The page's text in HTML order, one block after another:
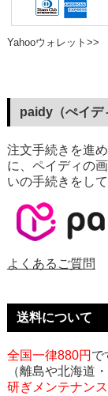
Yahooウォレット>>
paidy（ぺイデ
注文手続きを進
に、ペイディの
いの手続きをして
よくあるご質問
送料について
全国一律880円 で
（離島や北海道
研ぎメンテナン